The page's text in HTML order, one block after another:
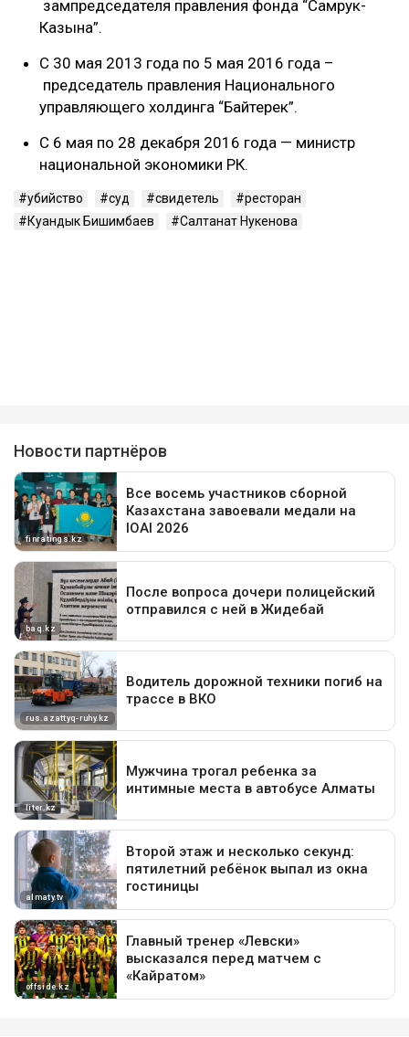
зампредседателя правления фонда “Самрук-
Казына”.
С 30 мая 2013 года по 5 мая 2016 года –
председатель правления Национального
управляющего холдинга “Байтерек”.
С 6 мая по 28 декабря 2016 года — министр
национальной экономики РК.
убийство суд свидетель
ресторан
Куандык Бишимбаев
Салтанат Нукенова